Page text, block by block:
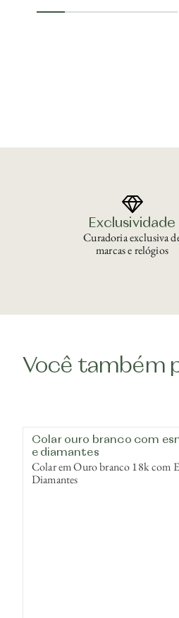
Exclusividade
Curadoria exclusiva
marcas e relógios
Você também
Colar ouro branco com
e diamantes
Colar em Ouro branco 18k com
Diamantes